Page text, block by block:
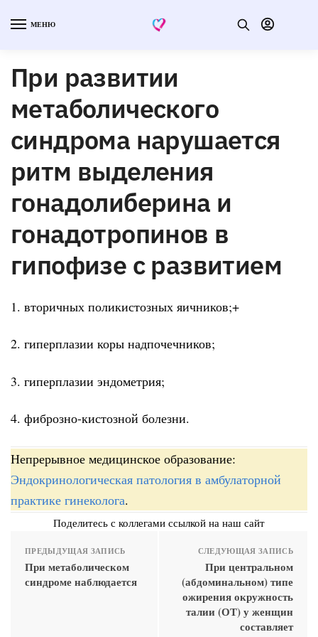
МЕНЮ
При развитии
метаболического
синдрома нарушается
ритм выделения
гонадолиберина и
гонадотропинов в
гипофизе с развитием
1. вторичных поликистозных яичников;+
2. гиперплазии коры надпочечников;
3. гиперплазии эндометрия;
4. фиброзно-кистозной болезни.
Непрерывное медицинское образование:
Эндокринологическая патология в амбулаторной
практике гинеколога.
Поделитесь с коллегами ссылкой на наш сайт
ПРЕДЫДУЩАЯ ЗАПИСЬ
При метаболическом
синдроме наблюдается
СЛЕДУЮЩАЯ ЗАПИСЬ
При центральном
(абдоминальном) типе
ожирения окружность
талии (ОТ) у женщин
составляет